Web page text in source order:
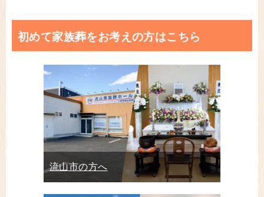
初めて家族葬をお考えの方はこちら
流山市の方へ